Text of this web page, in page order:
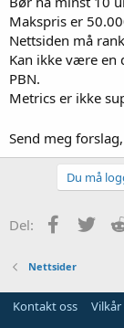
Makspris er
Nettsiden må
Kan ikke være en
PBN.
Metrics er ikke
Send meg
Du må
Del: Facebook
Nettsider
Kontakt oss